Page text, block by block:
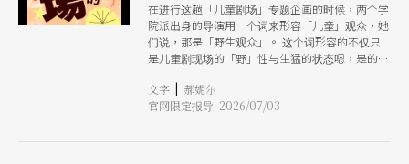
谈中，两位导演温柔地拆解了社会对儿童剧的刻板
印象，一边创作也仿佛一边与童年的自己对话，于
是选择在剧场里与孩子进行一场平等的对话。面对
台下那群尚未被理性符号框架、全然依赖感官的
「野生」观众，创作者必须把规矩与调度隐藏在光
影与走位之中，甚至必须勇敢地与孩子谈论离去、
死亡与负面情绪。 有趣的是，这趟向儿童靠近的
在进行这趟「儿童剧场」专题企画的时候，两个学
院派出身的导演用一个词来形容「儿童」观众，她
们说，那是「野生观众」。 这个词形容的不仅只
是儿童剧现场的「野」性与生猛的状态嗯，是的，
界的好奇被无限放大以后，还没被掩盖殆尽的动物
性本能，会活灵活现地展现出来，包括恐惧、怀
文字 | 郝妮尔
官网限定报导 2026/07/03